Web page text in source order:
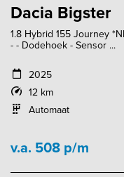
Dacia Bigster
1.8 Hybrid 155 Journey
- - Dodehoek - Sensor ...
2025
12 km
Automaat
v.a. 508 p/m